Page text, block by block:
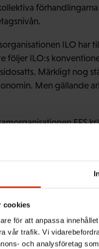
cookies
för att anpassa
vår trafik. Vi
och analysföretag
ILO har
följer ILO:s
Märkligt nog
Men gällande
EFS
Europeiska
de grundläggande
kan resten av världen
under goda